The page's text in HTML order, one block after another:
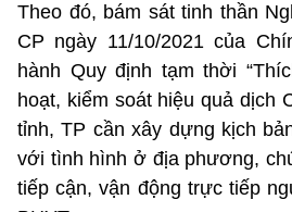
Theo đó, bám sát tinh thần
CP ngày 11/10/2021 của
hành Quy định tạm thời
hoạt, kiểm soát hiệu quả dịch
tỉnh, TP cần xây dựng kịch
với tình hình ở địa phương,
tiếp cận, vận động trực tiếp